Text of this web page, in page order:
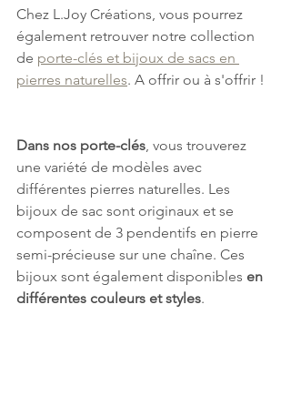
Chez L.Joy Créations, vous pourrez
également retrouver notre collection
de porte-clés et bijoux de sacs en
pierres naturelles. A offrir ou à s'offrir !
Dans nos porte-clés, vous trouverez
une variété de modèles avec
différentes pierres naturelles. Les
bijoux de sac sont originaux et se
composent de 3 pendentifs en pierre
semi-précieuse sur une chaîne. Ces
bijoux sont également disponibles en
différentes couleurs et styles.